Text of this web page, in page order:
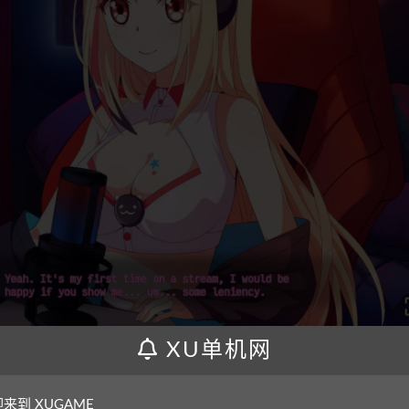
XU单机网
来到 XUGAME